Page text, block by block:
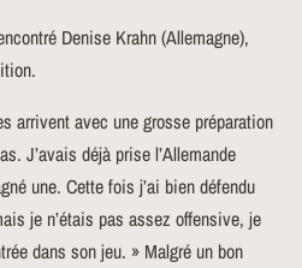
Denise Krahn (Allemagne),
arrivent avec une grosse préparation
J’avais déjà prise l’Allemande
une. Cette fois j’ai bien défendu
je n’étais pas assez offensive, je
dans son jeu. » Malgré un bon